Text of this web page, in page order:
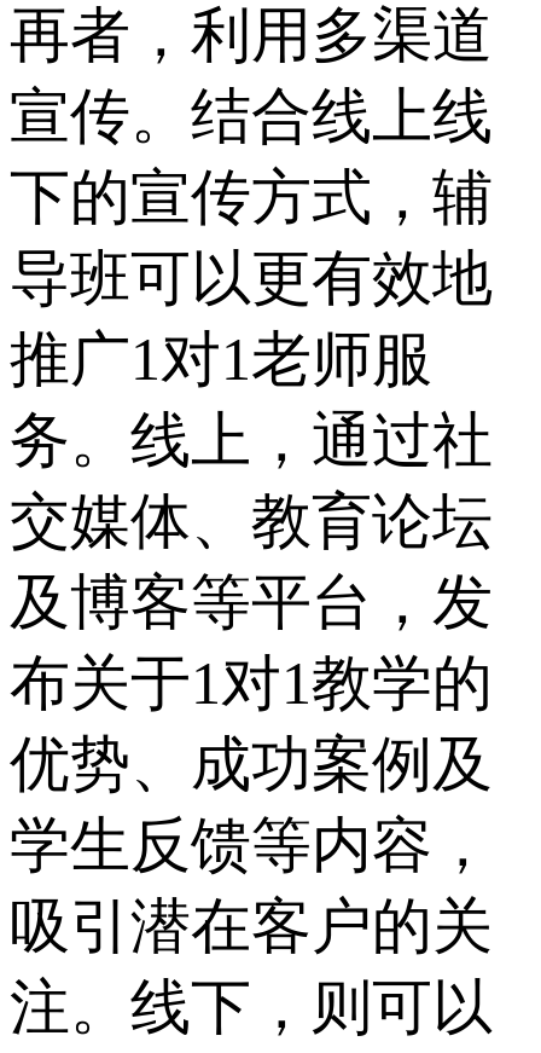
再者，利用多渠道
宣传。结合线上线
下的宣传方式，辅
导班可以更有效地
推广1对1老师服
务。线上，通过社
交媒体、教育论坛
及博客等平台，发
布关于1对1教学的
优势、成功案例及
学生反馈等内容，
吸引潜在客户的关
注。线下，则可以